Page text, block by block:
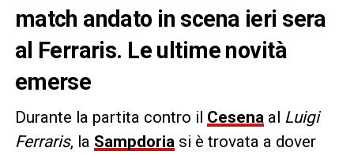
match andato in scena ieri sera
al Ferraris. Le ultime novità
emerse
Durante la partita contro il Cesenaal Luigi
Ferraris, la Sampdoriasi è trovata a dover